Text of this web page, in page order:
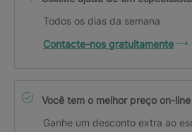
Todos os dias da semana
Contacte-nos gratuitamente
Você tem o melhor preço on-line
Ganhe um desconto extra ao